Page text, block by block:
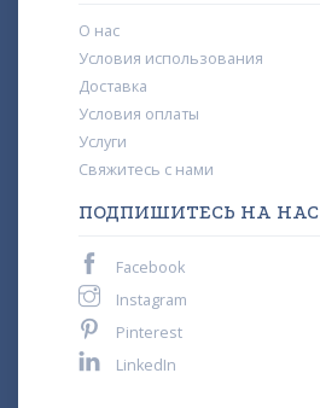
О нас
Условия использования
Доставка
Условия оплаты
Услуги
Свяжитесь с нами
ПОДПИШИТЕСЬ НА НАС
Facebook
Instagram
Pinterest
LinkedIn